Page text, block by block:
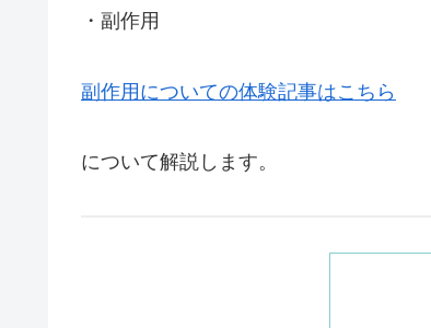
・副作用
副作用についての体験記事はこちら
について解説します。